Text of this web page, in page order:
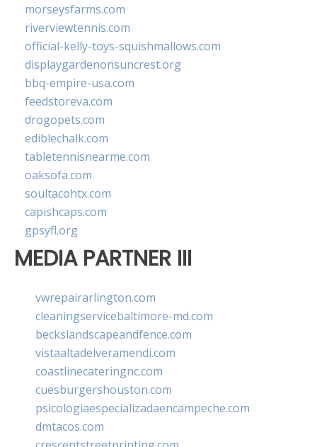
morseysfarms.com
riverviewtennis.com
official-kelly-toys-squishmallows.com
displaygardenonsuncrest.org
bbq-empire-usa.com
feedstoreva.com
drogopets.com
ediblechalk.com
tabletennisnearme.com
oaksofa.com
soultacohtx.com
capishcaps.com
gpsyfl.org
MEDIA PARTNER III
vwrepairarlington.com
cleaningservicebaltimore-md.com
beckslandscapeandfence.com
vistaaltadelveramendi.com
coastlinecateringnc.com
cuesburgershouston.com
psicologiaespecializadaencampeche.com
dmtacos.com